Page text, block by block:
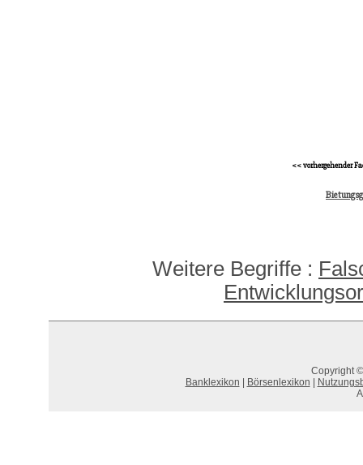
<< vorhergehender
Weitere Begriffe :
Copyright
Banklexikon
Börsenlexikon